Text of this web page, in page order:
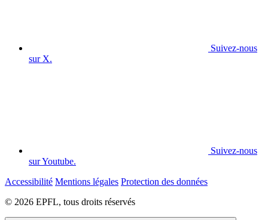
Suivez-nous
sur X.
Suivez-nous
sur Youtube.
Accessibilité Mentions légales Protection des données
© 2026 EPFL, tous droits réservés